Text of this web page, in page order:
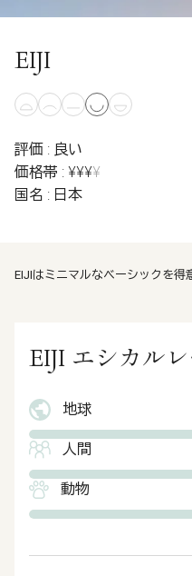
EIJI
評価 : 良い
価格帯 : ¥¥¥¥
国名 : 日本
EIJIはミニマルなベーシックを得
EIJI エシカル
地球
人間
動物